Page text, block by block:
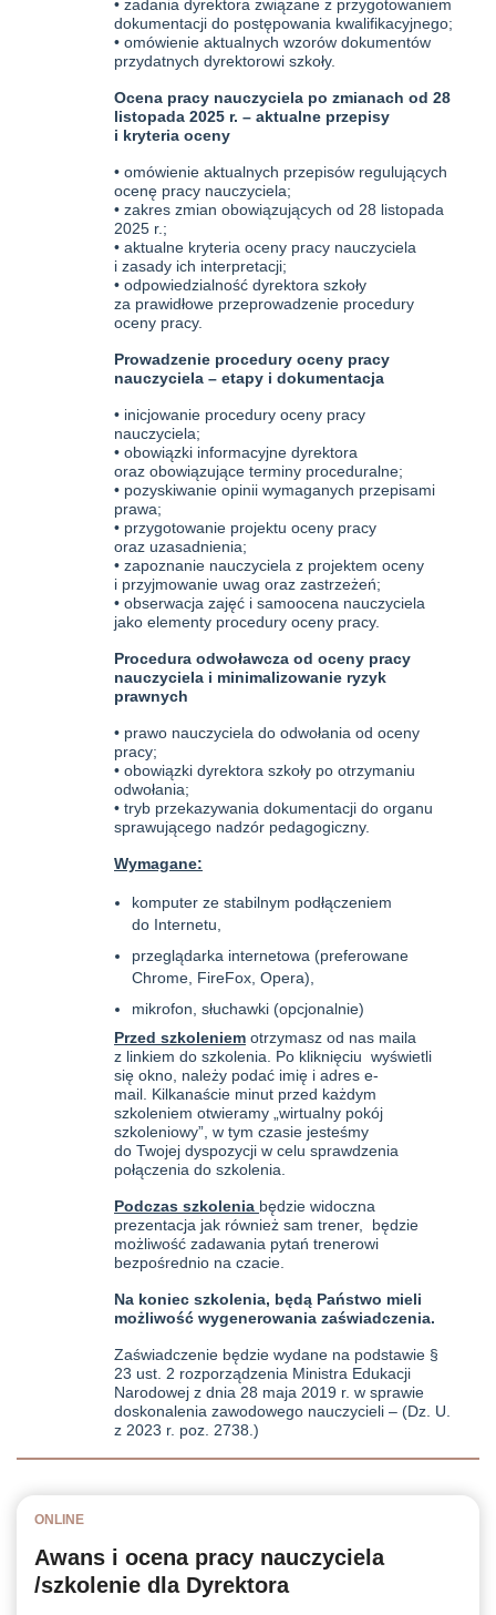
• zadania dyrektora związane z przygotowaniem
dokumentacji do postępowania kwalifikacyjnego;
• omówienie aktualnych wzorów dokumentów
przydatnych dyrektorowi szkoły.
Ocena pracy nauczyciela po zmianach od 28
listopada 2025 r. – aktualne przepisy
i kryteria oceny
• omówienie aktualnych przepisów regulujących
ocenę pracy nauczyciela;
• zakres zmian obowiązujących od 28 listopada
2025 r.;
• aktualne kryteria oceny pracy nauczyciela
i zasady ich interpretacji;
• odpowiedzialność dyrektora szkoły
za prawidłowe przeprowadzenie procedury
oceny pracy.
Prowadzenie procedury oceny pracy
nauczyciela – etapy i dokumentacja
• inicjowanie procedury oceny pracy
nauczyciela;
• obowiązki informacyjne dyrektora
oraz obowiązujące terminy proceduralne;
• pozyskiwanie opinii wymaganych przepisami
prawa;
• przygotowanie projektu oceny pracy
oraz uzasadnienia;
• zapoznanie nauczyciela z projektem oceny
i przyjmowanie uwag oraz zastrzeżeń;
• obserwacja zajęć i samoocena nauczyciela
jako elementy procedury oceny pracy.
Procedura odwoławcza od oceny pracy
nauczyciela i minimalizowanie ryzyk
prawnych
• prawo nauczyciela do odwołania od oceny
pracy;
• obowiązki dyrektora szkoły po otrzymaniu
odwołania;
• tryb przekazywania dokumentacji do organu
sprawującego nadzór pedagogiczny.
Wymagane:
komputer ze stabilnym podłączeniem
do Internetu,
przeglądarka internetowa (preferowane
Chrome, FireFox, Opera),
mikrofon, słuchawki (opcjonalnie)
Przed szkoleniem otrzymasz od nas maila
z linkiem do szkolenia. Po kliknięciu wyświetli
się okno, należy podać imię i adres e-
mail. Kilkanaście minut przed każdym
szkoleniem otwieramy „wirtualny pokój
szkoleniowy”, w tym czasie jesteśmy
do Twojej dyspozycji w celu sprawdzenia
połączenia do szkolenia.
Podczas szkolenia będzie widoczna
prezentacja jak również sam trener, będzie
możliwość zadawania pytań trenerowi
bezpośrednio na czacie.
Na koniec szkolenia, będą Państwo mieli
możliwość wygenerowania zaświadczenia.
Zaświadczenie będzie wydane na podstawie §
23 ust. 2 rozporządzenia Ministra Edukacji
Narodowej z dnia 28 maja 2019 r. w sprawie
doskonalenia zawodowego nauczycieli – (Dz. U.
z 2023 r. poz. 2738.)
ONLINE
Awans i ocena pracy nauczyciela
/szkolenie dla Dyrektora